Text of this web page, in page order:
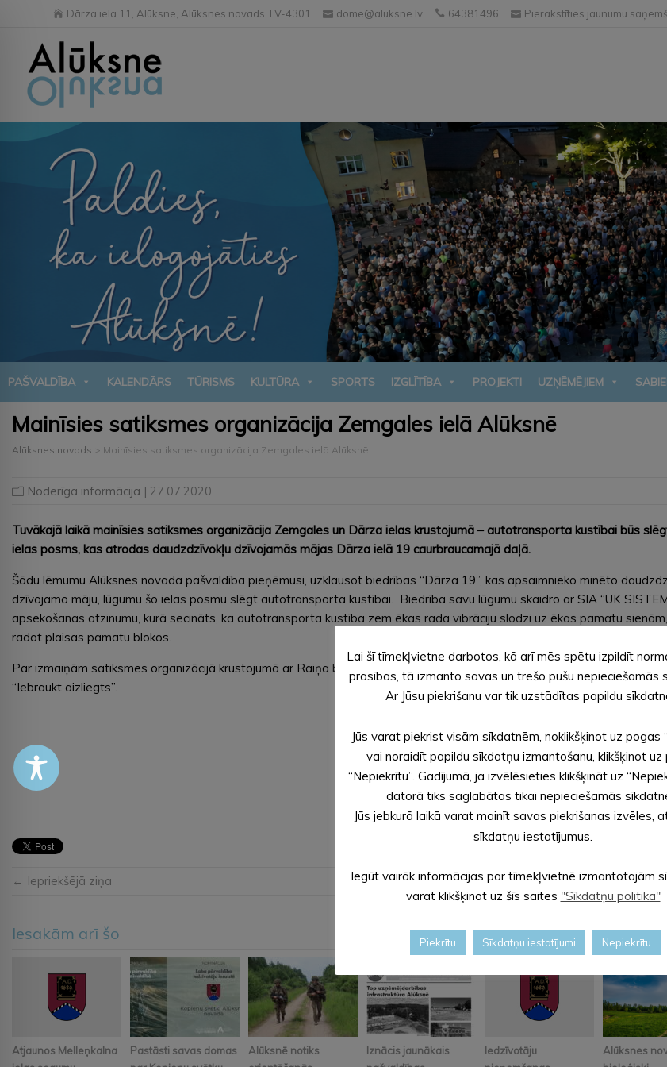
Dārza iela 11, Alūksne, Alūksnes novads, LV-4301 dome@aluksne.lv 64381496 Pierakstīties jaunumu
PAŠVALDĪBA KALENDĀRS TŪRISMS KULTŪRA SPORTS IZGLĪTĪBA PROJEKTI UZŅĒMĒJIEM
Mainīsies satiksmes organizācija Zemgales ielā Alūksnē
Alūksnes novads > Mainīsies satiksmes organizācija Zemgales ielā Alūksnē
Noderīga informācija | 27.07.2020
Tuvākajā laikā mainīsies satiksmes organizācija Zemgales un Dārza ielas krustojumā – autotransporta kustībai būs
ielas posms, kas atrodas daudzdzīvokļu dzīvojamās mājas Dārza ielā 19 caurbraucamajā daļā.
Šādu lēmumu Alūksnes novada pašvaldība pieņēmusi, uzklausot biedrības “Dārza 19”, kas apsaimnieko minēto
dzīvojamo māju, lūgumu šo ielas posmu slēgt autotransporta kustībai. Biedrība savu lūgumu skaidro ar SIA “UK
apsekošanas atzinumu, kurā secināts, ka autotransporta kustība zem ēkas rada vibrāciju slodzi uz ēkas pamatu
radot plaisas pamatu blokos.
Par izmaiņām satiksmes organizācijā krustojumā ar Raiņa bulvāri informēs ceļa zīme Nr.711 “Strupceļš”, bet pie ēkas –
“Iebraukt aizliegts”.
Sagatavoja:
Alūksnes novada pašvaldības sabiedrisko
← Iepriekšējā ziņa
Iesakām arī šo
Atjaunos Melleņkalna
Pastāsti savas domas
Alūksnē notiks
Iznācis jaunākais
Iedzīvotāju
Alūksnes
Lai šī tīmekļvietne darbotos, kā arī mēs spētu izpildīt
prasības, tā izmanto savas un trešo pušu nepieciešamās
Ar Jūsu piekrišanu var tik uzstādītas papildu
Jūs varat piekrist visām sīkdatnēm, noklikšķinot uz pogas
vai noraidīt papildu sīkdatņu izmantošanu, klikšķinot uz
“Nepiekrītu”. Gadījumā, ja izvēlēsieties klikšķināt uz
datorā tiks saglabātas tikai nepieciešamās
Jūs jebkurā laikā varat mainīt savas piekrišanas izvēles,
sīkdatņu iestatījumus.
Iegūt vairāk informācijas par tīmekļvietnē izmantotajām
varat klikšķinot uz šīs saites "Sīkdatņu politika"
Piekrītu Sīkdatņu iestatījumi Nepiekrītu